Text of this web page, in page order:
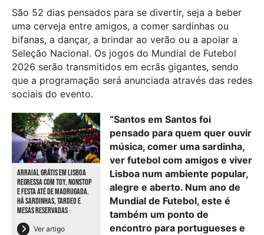
São 52 dias pensados para se divertir, seja a beber
uma cerveja entre amigos, a comer sardinhas ou
bifanas, a dançar, a brindar ao verão ou a apoiar a
Seleção Nacional. Os jogos do Mundial de Futebol
2026 serão transmitidos em ecrãs gigantes, sendo
que a programação será anunciada através das redes
sociais do evento.
ARRAIAL GRÁTIS EM LISBOA
REGRESSA COM TOY, NONSTOP
E FESTA ATÉ DE MADRUGADA.
HÁ SARDINHAS, TARDEO E
MESAS RESERVADAS
Ver artigo
“Santos em Santos foi
pensado para quem quer ouvir
música, comer uma sardinha,
ver futebol com amigos e viver
Lisboa num ambiente popular,
alegre e aberto. Num ano de
Mundial de Futebol, este é
também um ponto de
encontro para portugueses e